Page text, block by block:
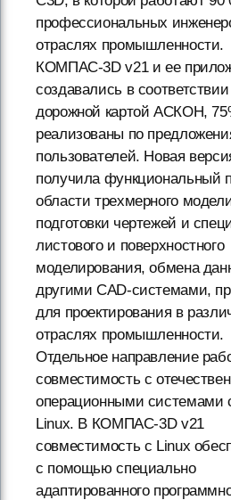
профессиональных
отраслях промышленности.
КОМПАС-3D v21 и ее
создавались в
дорожной картой АСКОН,
реализованы по
пользователей. Новая
получила функциональный
области трехмерного
подготовки чертежей и
листового и поверхностного
моделирования, обмена
другими CAD-системами,
для проектирования в
отраслях промышленности.
Отдельное направление
совместимость с
операционными системами
Linux. В КОМПАС-3D v21
совместимость с Linux
с помощью специально
адаптированного